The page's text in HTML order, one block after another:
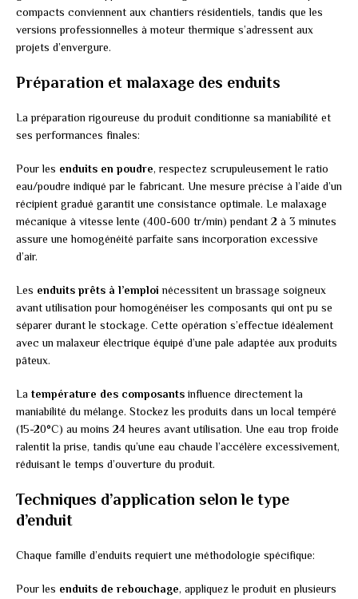
compacts conviennent aux chantiers résidentiels, tandis que les
versions professionnelles à moteur thermique s’adressent aux
projets d’envergure.
Préparation et malaxage des enduits
La préparation rigoureuse du produit conditionne sa maniabilité et
ses performances finales:
Pour les enduits en poudre, respectez scrupuleusement le ratio
eau/poudre indiqué par le fabricant. Une mesure précise à l’aide d’un
récipient gradué garantit une consistance optimale. Le malaxage
mécanique à vitesse lente (400-600 tr/min) pendant 2 à 3 minutes
assure une homogénéité parfaite sans incorporation excessive
d’air.
Les enduits prêts à l’emploi nécessitent un brassage soigneux
avant utilisation pour homogénéiser les composants qui ont pu se
séparer durant le stockage. Cette opération s’effectue idéalement
avec un malaxeur électrique équipé d’une pale adaptée aux produits
pâteux.
La température des composants influence directement la
maniabilité du mélange. Stockez les produits dans un local tempéré
(15-20°C) au moins 24 heures avant utilisation. Une eau trop froide
ralentit la prise, tandis qu’une eau chaude l’accélère excessivement,
réduisant le temps d’ouverture du produit.
Techniques d’application selon le type
d’enduit
Chaque famille d’enduits requiert une méthodologie spécifique:
Pour les enduits de rebouchage, appliquez le produit en plusieurs